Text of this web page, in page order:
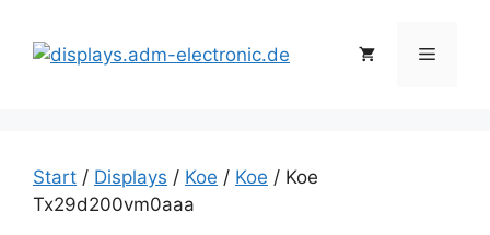
Inhalt
springen
Menü
Start / Displays / Koe / Koe / Koe
Tx29d200vm0aaa